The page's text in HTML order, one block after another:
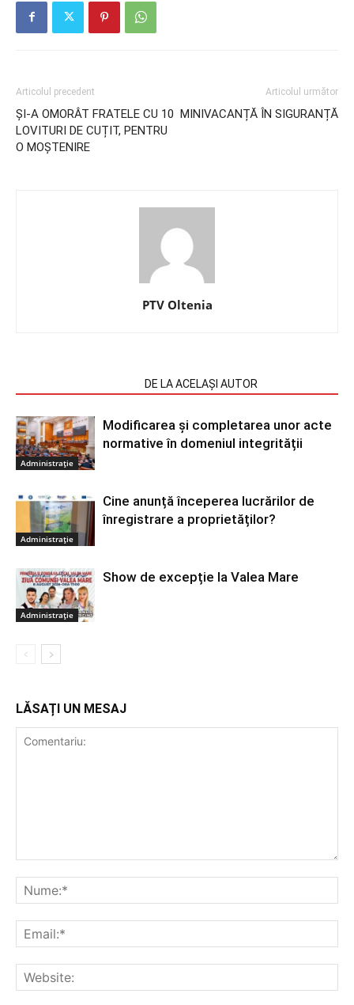
Articolul precedent
ȘI-A OMORÂT FRATELE CU 10
LOVITURI DE CUȚIT, PENTRU
O MOȘTENIRE
Articolul următor
MINIVACANȚĂ ÎN SIGURANȚĂ
PTV Oltenia
DE LA ACELAȘI AUTOR
Administrație
Modificarea și completarea unor acte
normative în domeniul integrității
Administrație
Cine anunță începerea lucrărilor de
înregistrare a proprietăților?
Administrație
Show de excepție la Valea Mare
LĂSAȚI UN MESAJ